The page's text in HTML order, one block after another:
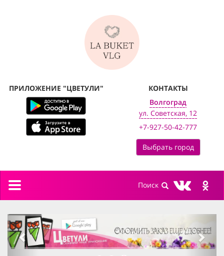
ПРИЛОЖЕНИЕ "ЦВЕТУЛИ"
КОНТАКТЫ
Волгоград
ул. Советская, 12
+7-927-50-42-777
Выбрать город
Toggle
previous